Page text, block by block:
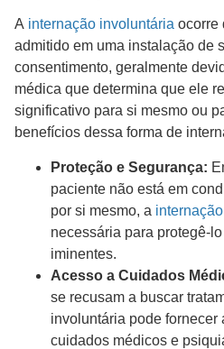
A internação involuntária ocorre
admitido em uma instalação de
consentimento, geralmente
médica que determina que ele
significativo para si mesmo ou
benefícios dessa forma de
Proteção e Segurança:
paciente não está em
por si mesmo, a
necessária para protegê-
iminentes.
Acesso a Cuidados
se recusam a buscar
involuntária pode fornecer
cuidados médicos e